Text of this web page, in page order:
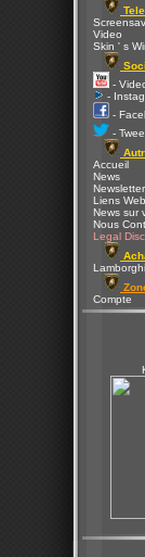
Video
Skin ' s
-
-
-
-
Accueil
News
Newsletter
Liens Web
News sur
Nous
Legal
Compte